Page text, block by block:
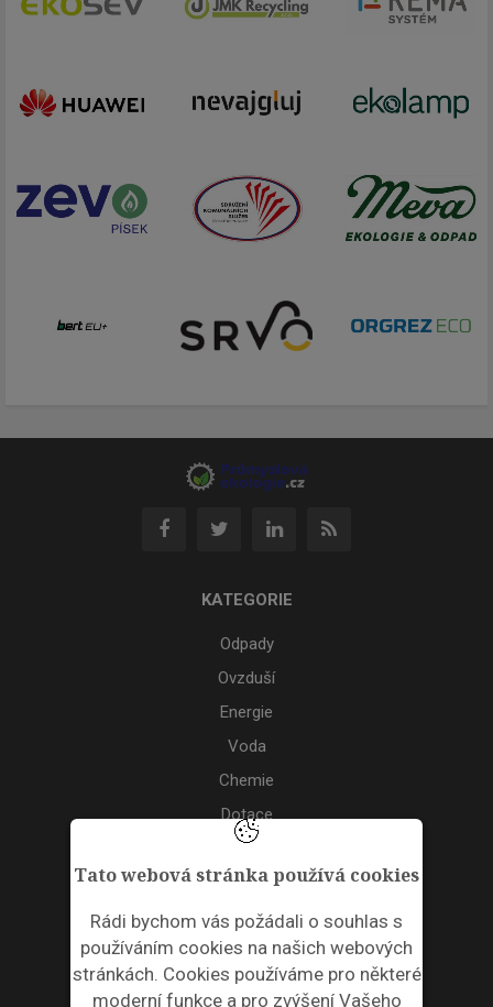
Tato webová stránka používá cookies
Rádi bychom vás požádali o souhlas s
používáním cookies na našich webových
stránkách. Cookies používáme pro některé
moderní funkce a pro zvýšení Vašeho
KATEGORIE
Odpady
Ovzduší
Energie
Voda
Chemie
Dotace
Akce
ODPADNÍ PLASTY